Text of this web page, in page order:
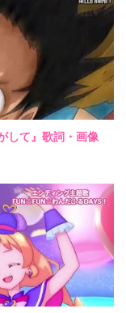
して』歌詞・画像